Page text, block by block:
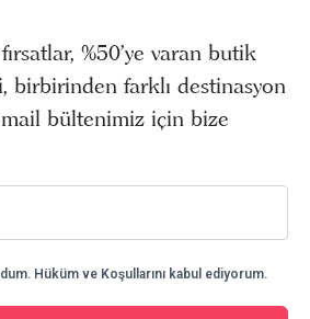
%50’ye varan butik
birbirinden farklı destinasyon
bültenimiz için bize
Hüküm ve Koşullarını kabul ediyorum.